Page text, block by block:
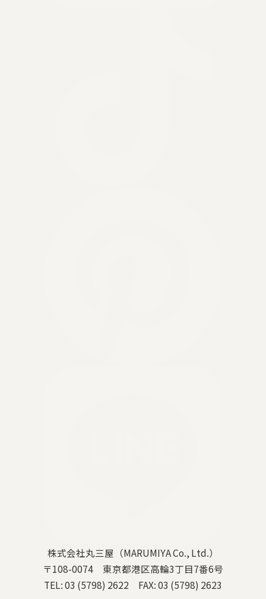
株式会社丸三屋（MARUMIYA Co., Ltd.）
〒108-0074 東京都港区高輪3丁目7番6号
TEL: 03 (5798) 2622 FAX: 03 (5798) 2623